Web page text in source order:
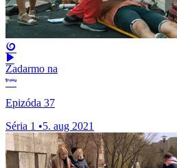
Zadarmo na
Epizóda 37
Séria 1 •5. aug 2021